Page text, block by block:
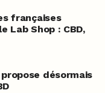
françaises
Lab Shop : CBD,
désormais